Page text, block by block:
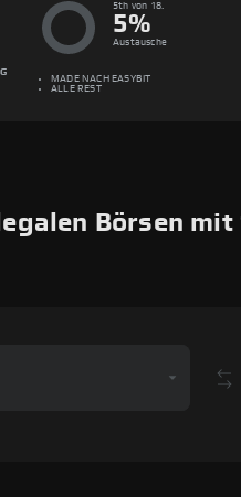
5th von 18.
5%
Austausche
MADE NACH EASYBIT
ALLE REST
Börsen mit